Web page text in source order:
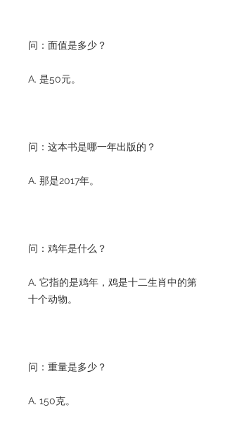
问：面值是多少？
A. 是50元。
问：这本书是哪一年出版的？
A. 那是2017年。
问：鸡年是什么？
A. 它指的是鸡年，鸡是十二生肖中的第
十个动物。
问：重量是多少？
A. 150克。